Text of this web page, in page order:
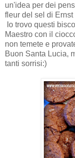
un'idea per dei
fleur del sel di Ernst
Io trovo questi
Maestro con il
non temete e
Buon Santa Lucia,
tanti sorrisi:)